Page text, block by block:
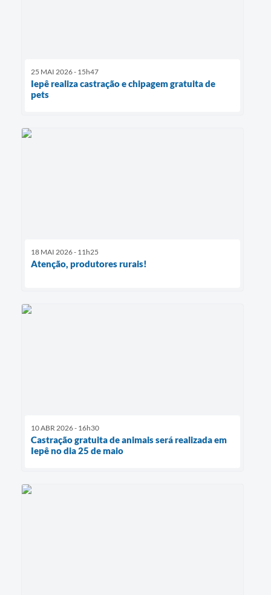
25 MAI 2026 - 15h47
Iepê realiza castração e chipagem gratuita de
pets
18 MAI 2026 - 11h25
Atenção, produtores rurais!
10 ABR 2026 - 16h30
Castração gratuita de animais será realizada em
Iepê no dia 25 de maio